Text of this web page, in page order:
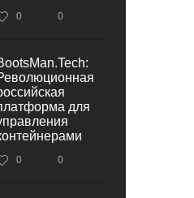
0 0
для
0 0